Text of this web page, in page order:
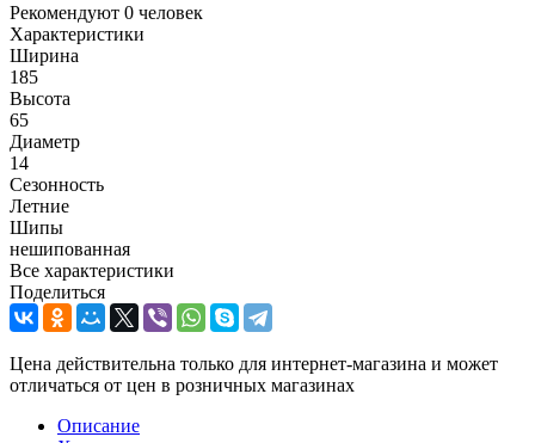
Рекомендуют 0 человек
Характеристики
Ширина
185
Высота
65
Диаметр
14
Сезонность
Летние
Шипы
нешипованная
Все характеристики
Поделиться
Цена действительна только для интернет-магазина и может
отличаться от цен в розничных магазинах
Описание